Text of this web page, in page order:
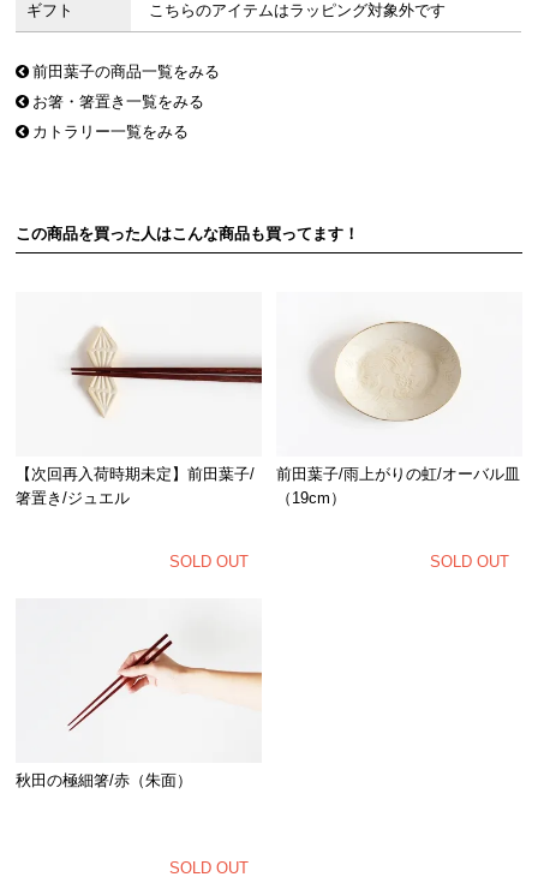
ギフト こちらのアイテムはラッピング対象外です
前田葉子の商品一覧をみる
お箸・箸置き一覧をみる
カトラリー一覧をみる
この商品を買った人はこんな商品も買ってます！
【次回再入荷時期未定】前田葉子/
箸置き/ジュエル
SOLD OUT
前田葉子/雨上がりの虹/オーバル皿
（19cm）
SOLD OUT
秋田の極細箸/赤（朱面）
SOLD OUT